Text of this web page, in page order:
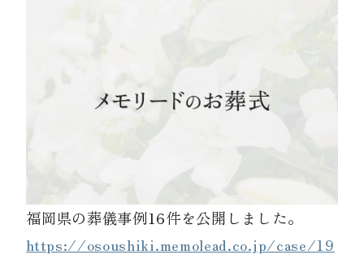
施設案内
資料請求
福岡県の葬儀事例16件を公開しました。
https://osoushiki.memolead.co.jp/case/19